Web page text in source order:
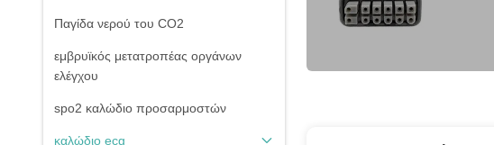
Παγίδα νερού του CO2
εμβρυϊκός μετατροπέας οργάνων
ελέγχου
spo2 καλώδιο προσαρμοστών
καλώδιο ecg